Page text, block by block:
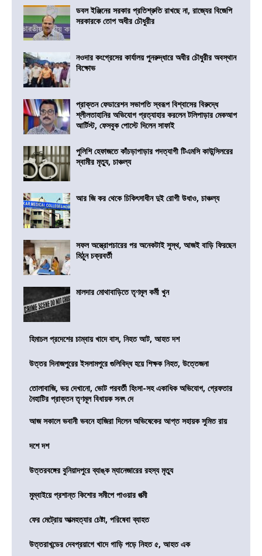
ডবল ইঞ্জিনের সরকার প্রতিশ্রুতি রাখছে না, রাজ্যের বিজেপি
সরকারকে তোপ অধীর চৌধুরীর
নওদার কংগ্রেসের কার্যালয় পুনরুদ্ধারে অধীর চৌধুরীর অবস্থান
বিক্ষোভ
প্রাক্তন ফেডারেশন সভাপতি স্বরূপ বিশ্বাসের বিরুদ্ধে
শ্লীলতাহানির অভিযোগ প্রত্যাহার করলেন টলিপাড়ার মেকআপ
আর্টিস্ট, ফেসবুক পোস্টে দিলেন সাফাই
পুলিশি হেফাজতে কাঁচড়াপাড়ার পদত্যাগী টিএমসি কাউন্সিলরের
স্বামীর মৃত্যু, চাঞ্চল্য
আর জি কর থেকে চিকিৎসাধীন দুই রোগী উধাও, চাঞ্চল্য
সফল অস্ত্রোপচারের পর অনেকটাই সুস্থ, আজই বাড়ি ফিরছেন
মিঠুন চক্রবর্তী
মালদার মোথাবাড়িতে তৃণমূল কর্মী খুন
হিমাচল প্রদেশের চাম্বায় খাদে বাস, নিহত আট, আহত দশ
উত্তর দিনাজপুরের ইসলামপুরে গুলিবিদ্ধ হয়ে শিক্ষক নিহত, উত্তেজনা
তোলাবাজি, ভয় দেখানো, ভোট পরবর্তী হিংসা-সহ একাধিক অভিযোগ, গ্রেফতার
নৈহাটির প্রাক্তন তৃণমূল বিধায়ক সনৎ দে
আজ সকালে ভবানী ভবনে হাজিরা দিলেন অভিষেকের আপ্ত সহায়ক সুমিত রায়
দশে দশ
উত্তরবঙ্গের বুনিয়াদপুরে ব্যাঙ্ক ম্যানেজারের রহস্য মৃত্যু
মুম্বাইয়ে প্রশান্ত কিশোর সমীপে পাওয়ার পত্মী
ফের মেট্রোয় আত্মহত্যার চেষ্টা, পরিষেবা ব্যাহত
উত্তরাখন্ডের দেবপ্রয়াগে খাদে গাড়ি পড়ে নিহত ৫, আহত এক